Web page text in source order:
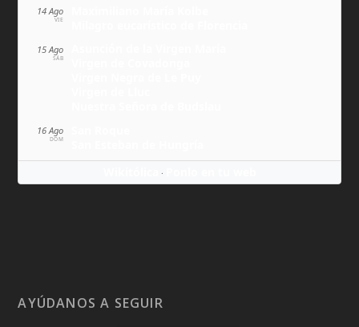
14 Ago
VIE
15 Ago
SÁB
16 Ago
DOM
·
AYÚDANOS A SEGUIR